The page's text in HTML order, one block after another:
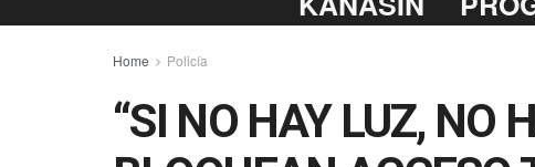
Home Policía
“SI NO HAY LUZ, NO